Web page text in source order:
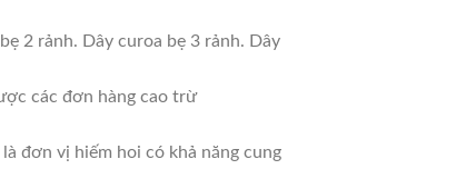
2 rảnh. Dây curoa bẹ 3 rảnh. Dây
các đơn hàng cao trừ
đơn vị hiếm hoi có khả năng cung